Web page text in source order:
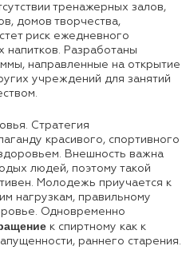
тренажерных залов,
домов творчества,
риск ежедневного
напитков. Разработаны
направленные на открытие
учреждений для занятий
Стратегия
красивого, спортивного
Внешность важна
людей, поэтому такой
Молодежь приучается к
нагрузкам, правильному
Одновременно
к спиртному как к
раннего старения.